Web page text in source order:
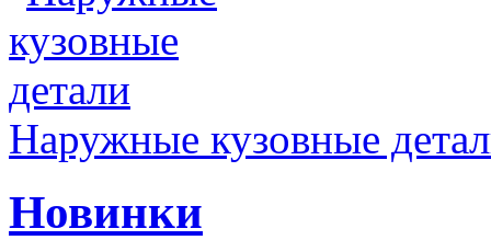
Наружные кузовные
Новинки